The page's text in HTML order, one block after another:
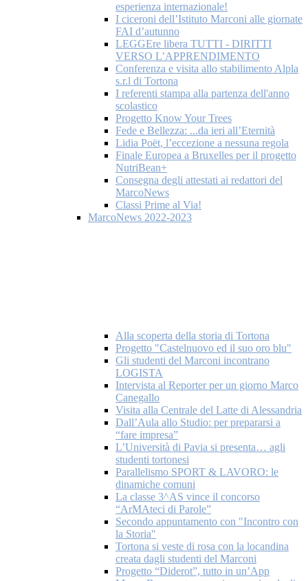
esperienza internazionale!
I ciceroni dell’Istituto Marconi alle giornate
FAI d’autunno
LEGGEre libera TUTTI - DIRITTI
VERSO L’APPRENDIMENTO
Conferenza e visita allo stabilimento Alpla
s.r.l di Tortona
I referenti stampa alla partenza dell'anno
scolastico
Progetto Know Your Trees
Fede e Bellezza: ...da ieri all’Eternità
Lidia Poët, l’eccezione a nessuna regola
Finale Europea a Bruxelles per il progetto
NutriBean+
Consegna degli attestati ai redattori del
MarcoNews
Classi Prime al Via!
MarcoNews 2022-2023
Alla scoperta della storia di Tortona
Progetto "Castelnuovo ed il suo oro blu"
Gli studenti del Marconi incontrano
LOGISTA
Intervista al Reporter per un giorno Marco
Canegallo
Visita alla Centrale del Latte di Alessandria
Dall’Aula allo Studio: per prepararsi a
“fare impresa”
L’Università di Pavia si presenta… agli
studenti tortonesi
Parallelismo SPORT & LAVORO: le
dinamiche comuni
La classe 3^AS vince il concorso
“ArMAteci di Parole”
Secondo appuntamento con "Incontro con
la Storia"
Tortona si veste di rosa con la locandina
creata dagli studenti del Marconi
Progetto “Diderot”, tutto in un’App